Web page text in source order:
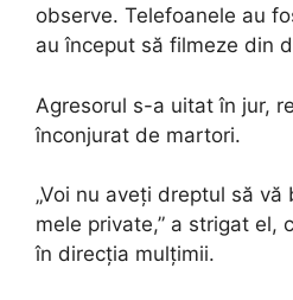
observe. Telefoanele au
au început să filmeze din
Agresorul s-a uitat în jur,
înconjurat de martori.
„Voi nu aveți dreptul să
mele private,” a strigat el,
în direcția mulțimii.